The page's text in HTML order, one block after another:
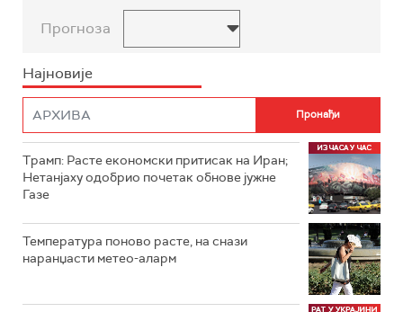
Прогноза
Најновије
Трамп: Расте економски притисак на Иран;
Нетанјаху одобрио почетак обнове јужне
Газе
Температура поново расте, на снази
наранџасти метео-аларм